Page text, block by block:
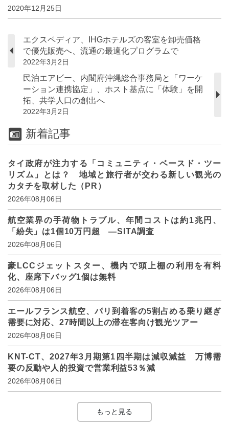
2020年12月25日
エクスペディア、IHGホテルズの客室を卸売価格
で優先販売へ、流通の最適化プログラムで
2022年3月2日
民泊エアビー、内閣府沖縄総合事務局と「ワーケ
ーション連携協定」、ホスト基点に「体験」を開
拓、共学人口の創出へ
2022年3月2日
新着記事
タイ政府が注力する「コミュニティ・ベースド・ツー
リズム」とは？ 地域と旅行者が交わる新しい観光の
カタチを取材した（PR）
2026年08月06日
航空業界の手荷物トラブル、年間コストは約1兆円、
「紛失」は1個10万円超 ―SITA調査
2026年08月06日
豪LCCジェットスター、機内で頭上棚の利用を有料
化、座席下バッグ1個は無料
2026年08月06日
エールフランス航空、パリ到着客の5割占める乗り継ぎ
需要に対応、27時間以上の滞在客向け観光ツアー
2026年08月06日
KNT-CT、2027年3月期第1四半期は減収減益 万博需
要の反動や人的投資で営業利益53％減
2026年08月06日
もっと見る